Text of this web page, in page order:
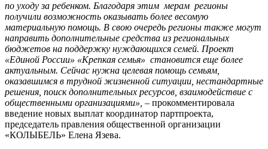
по уходу за ребенком. Благодаря этим мерам регионы
получили возможность оказывать более весомую
материальную помощь. В свою очередь регионы также могут
направить дополнительные средства из региональных
бюджетов на поддержку нуждающихся семей. Проект
«Единой России» «Крепкая семья» становится еще более
актуальным. Сейчас нужна целевая помощь семьям,
оказавшимся в трудной жизненной ситуации, нестандартные
решения, поиск дополнительных ресурсов, взаимодействие с
общественными организациями», – прокомментировала
введение новых выплат координатор партпроекта,
председатель правления общественной организации
«КОЛЫБЕЛЬ» Елена Язева.